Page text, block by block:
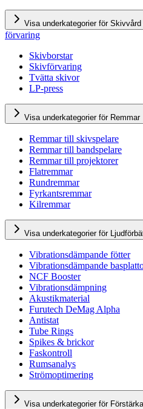
Visa underkategorier för
förvaring
Skivborstar
Skivförvaring
Tvätta skivor
LP-press
Visa underkategorier för Remmar
Remmar till skivspelare
Remmar till bandspelare
Remmar till projektorer
Flatremmar
Rundremmar
Fyrkantsremmar
Kilremmar
Visa underkategorier för
Vibrationsdämpande fötter
Vibrationsdämpande
NCF Booster
Vibrationsdämpning
Akustikmaterial
Furutech DeMag Alpha
Antistat
Tube Rings
Spikes & brickor
Faskontroll
Rumsanalys
Strömoptimering
Visa underkategorier för